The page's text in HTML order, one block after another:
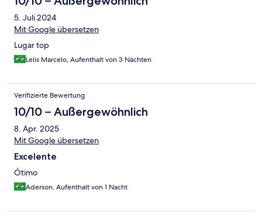
5. Juli 2024
Mit Google übersetzen
Lugar top
Lelis Marcelo, Aufenthalt von 3 Nächten
Verifizierte Bewertung
10/10 – Außergewöhnlich
8. Apr. 2025
Mit Google übersetzen
Excelente
Ótimo
Aderson, Aufenthalt von 1 Nacht